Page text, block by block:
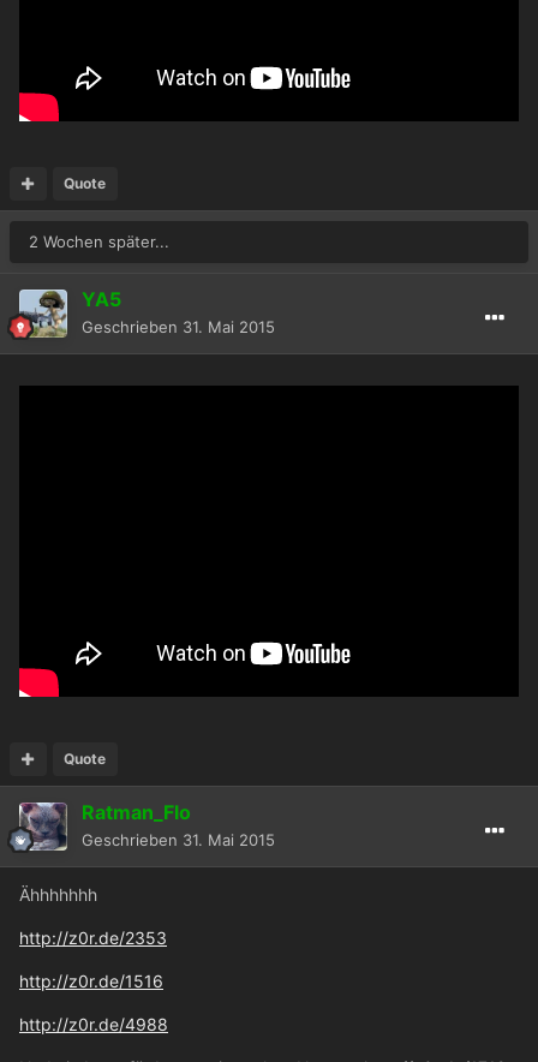
Quote
2 Wochen später...
YA5
Geschrieben 31. Mai 2015
Quote
Ratman_Flo
Geschrieben 31. Mai 2015
Ähhhhhhh
http://z0r.de/2353
http://z0r.de/1516
http://z0r.de/4988